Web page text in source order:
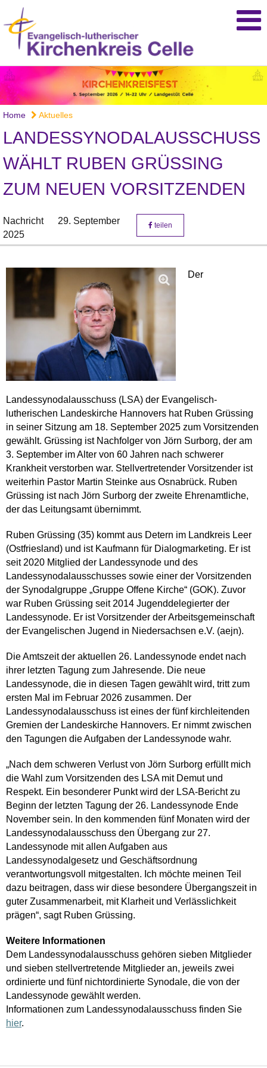
Home Aktuelles
LANDESSYNODALAUSSCHUSS
WÄHLT RUBEN GRÜSSING
ZUM NEUEN VORSITZENDEN
Nachricht
29. September
2025
teilen
Der
Landessynodalausschuss (LSA) der Evangelisch-
lutherischen Landeskirche Hannovers hat Ruben Grüssing
in seiner Sitzung am 18. September 2025 zum Vorsitzenden
gewählt. Grüssing ist Nachfolger von Jörn Surborg, der am
3. September im Alter von 60 Jahren nach schwerer
Krankheit verstorben war. Stellvertretender Vorsitzender ist
weiterhin Pastor Martin Steinke aus Osnabrück. Ruben
Grüssing ist nach Jörn Surborg der zweite Ehrenamtliche,
der das Leitungsamt übernimmt.
Ruben Grüssing (35) kommt aus Detern im Landkreis Leer
(Ostfriesland) und ist Kaufmann für Dialogmarketing. Er ist
seit 2020 Mitglied der Landessynode und des
Landessynodalausschusses sowie einer der Vorsitzenden
der Synodalgruppe „Gruppe Offene Kirche“ (GOK). Zuvor
war Ruben Grüssing seit 2014 Jugenddelegierter der
Landessynode. Er ist Vorsitzender der Arbeitsgemeinschaft
der Evangelischen Jugend in Niedersachsen e.V. (aejn).
Die Amtszeit der aktuellen 26. Landessynode endet nach
ihrer letzten Tagung zum Jahresende. Die neue
Landessynode, die in diesen Tagen gewählt wird, tritt zum
ersten Mal im Februar 2026 zusammen. Der
Landessynodalausschuss ist eines der fünf kirchleitenden
Gremien der Landeskirche Hannovers. Er nimmt zwischen
den Tagungen die Aufgaben der Landessynode wahr.
„Nach dem schweren Verlust von Jörn Surborg erfüllt mich
die Wahl zum Vorsitzenden des LSA mit Demut und
Respekt. Ein besonderer Punkt wird der LSA-Bericht zu
Beginn der letzten Tagung der 26. Landessynode Ende
November sein. In den kommenden fünf Monaten wird der
Landessynodalausschuss den Übergang zur 27.
Landessynode mit allen Aufgaben aus
Landessynodalgesetz und Geschäftsordnung
verantwortungsvoll mitgestalten. Ich möchte meinen Teil
dazu beitragen, dass wir diese besondere Übergangszeit in
guter Zusammenarbeit, mit Klarheit und Verlässlichkeit
prägen“, sagt Ruben Grüssing.
Weitere Informationen
Dem Landessynodalausschuss gehören sieben Mitglieder
und sieben stellvertretende Mitglieder an, jeweils zwei
ordinierte und fünf nichtordinierte Synodale, die von der
Landessynode gewählt werden.
Informationen zum Landessynodalausschuss finden Sie
hier.